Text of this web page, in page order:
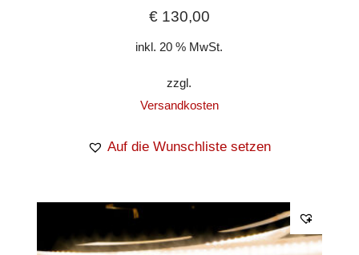
€130,00
inkl. 20 % MwSt.
zzgl.
Versandkosten
Auf die Wunschliste setzen